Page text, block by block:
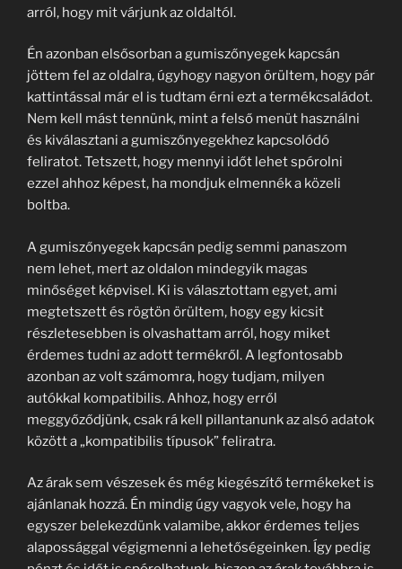
arról, hogy mit várjunk az oldaltól.
Én azonban elsősorban a gumiszőnyegek kapcsán
jöttem fel az oldalra, úgyhogy nagyon örültem, hogy pár
kattintással már el is tudtam érni ezt a termékcsaládot.
Nem kell mást tennünk, mint a felső menüt használni
és kiválasztani a gumiszőnyegekhez kapcsolódó
feliratot. Tetszett, hogy mennyi időt lehet spórolni
ezzel ahhoz képest, ha mondjuk elmennék a közeli
boltba.
A gumiszőnyegek kapcsán pedig semmi panaszom
nem lehet, mert az oldalon mindegyik magas
minőséget képvisel. Ki is választottam egyet, ami
megtetszett és rögtön örültem, hogy egy kicsit
részletesebben is olvashattam arról, hogy miket
érdemes tudni az adott termékről. A legfontosabb
azonban az volt számomra, hogy tudjam, milyen
autókkal kompatibilis. Ahhoz, hogy erről
meggyőződjünk, csak rá kell pillantanunk az alsó adatok
között a „kompatibilis típusok” feliratra.
Az árak sem vészesek és még kiegészítő termékeket is
ajánlanak hozzá. Én mindig úgy vagyok vele, hogy ha
egyszer belekezdünk valamibe, akkor érdemes teljes
alapossággal végigmenni a lehetőségeinken. Így pedig